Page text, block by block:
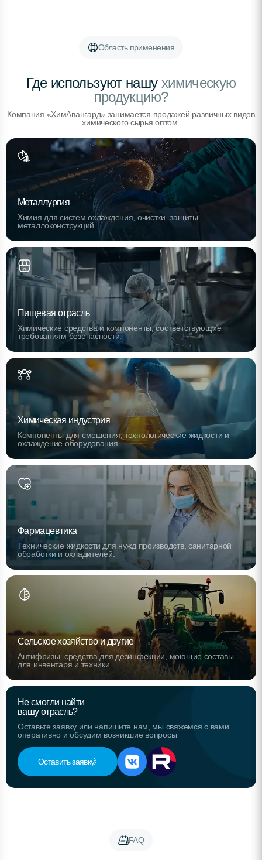
Область применения
Где используют нашухимическую
продукцию?
Компания «ХимАвангард» занимается продажей различных видов
химического сырья оптом.
Металлургия
Химия для систем охлаждения, очистки, защиты
металлоконструкций.
Пищевая отрасль
Химические средства и компоненты, соответствующие
требованиям безопасности.
Химическая индустрия
Компоненты для смешения, технологические жидкости и
охлаждение оборудования.
Фармацевтика
Технические жидкости для нужд производств, санитарной
обработки и охладителей.
Сельское хозяйство и другие
Антифризы, средства для дезинфекции, моющие составы
для инвентаря и техники.
Не смогли найти
вашу отрасль?
Оставьте заявку или напишите нам, мы свяжемся с вами
оперативно и обсудим возникшие вопросы
Оставить заявку
FAQ